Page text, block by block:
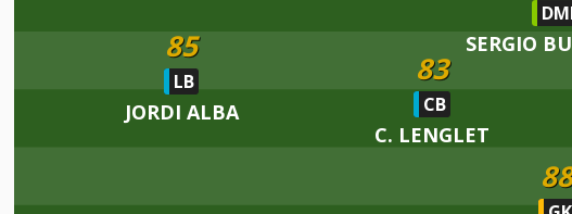
83
CB
C. LENGLET
85
LB
JORDI ALBA
SERGIO